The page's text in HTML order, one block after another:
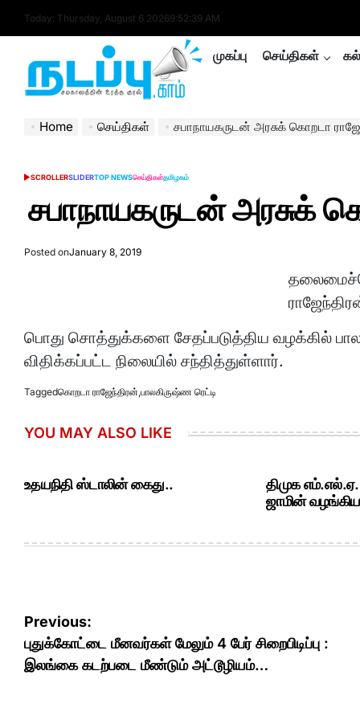
Today: Thursday, August 6 20269:52:40 AM
nadappu.com
முகப்பு செய்திகள்
Home செய்திகள் சபாநாயகருடன் அரசுக் கொறடா
POSTED
SCROLLERSLIDERTOP NEWSசெய்திகள்தமிழகம்
சபாநாயகருடன் அரசுக்
Posted onJanuary 8, 2019
பொது சொத்துக்களை சேதப்படுத்திய வழக்கில்
விதிக்கப்பட்ட நிலையில் சந்தித்துள்ளார்.
Taggedகொறடா ராஜேந்திரன்,பாலகிருஷ்ண ரெட்டி
YOU MAY ALSO LIKE
உதயநிதி ஸ்டாலின் கைது..
திமுக
ஜாமின்
Post
navigation
Previous:
புதுக்கோட்டை மீனவர்கள் மேலும் 4 பேர் சிறைபிடிப்பு :
இலங்கை கடற்படை மீண்டும் அட்டூழியம்…